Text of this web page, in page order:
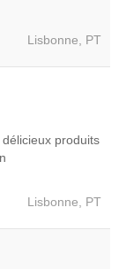
Lisbonne, PT
produits
Lisbonne, PT